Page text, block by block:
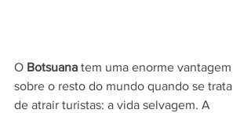
O Botsuana tem uma enorme vantagem
sobre o resto do mundo quando se trata
de atrair turistas: a vida selvagem. A